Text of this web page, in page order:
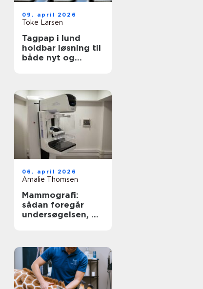
09. april 2026
Toke Larsen
Tagpap i lund
holdbar løsning til
både nyt og
06. april 2026
Amalie Thomsen
Mammografi:
sådan foregår
undersøgelsen, og